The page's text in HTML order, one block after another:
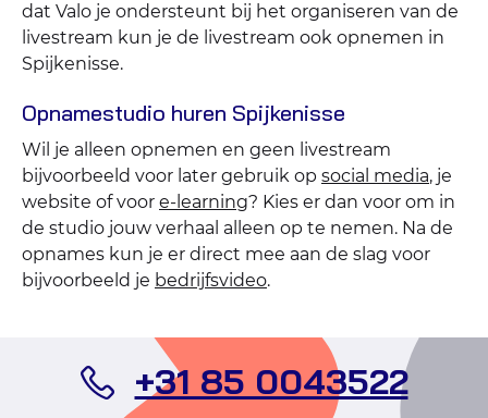
dat Valo je ondersteunt bij het organiseren van de
livestream kun je de livestream ook opnemen in
Spijkenisse.
Opnamestudio huren Spijkenisse
Wil je alleen opnemen en geen livestream
bijvoorbeeld voor later gebruik op social media, je
website of voor e-learning? Kies er dan voor om in
de studio jouw verhaal alleen op te nemen. Na de
opnames kun je er direct mee aan de slag voor
bijvoorbeeld je bedrijfsvideo.
+31 85 0043522Bel